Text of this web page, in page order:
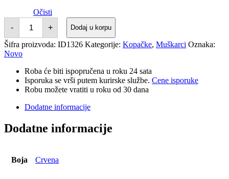
Očisti
-
KOPAČKE
PREDATOR
CLUB
FG/MG
količina
+ Dodaj u korpu
Šifra proizvoda: ID1326 Kategorije: Kopačke, Muškarci Oznaka:
Novo
Roba će biti ispopručena u roku 24 sata
Isporuka se vrši putem kurirske službe. Cene isporuke
Robu možete vratiti u roku od 30 dana
Dodatne informacije
Dodatne informacije
Boja Crvena